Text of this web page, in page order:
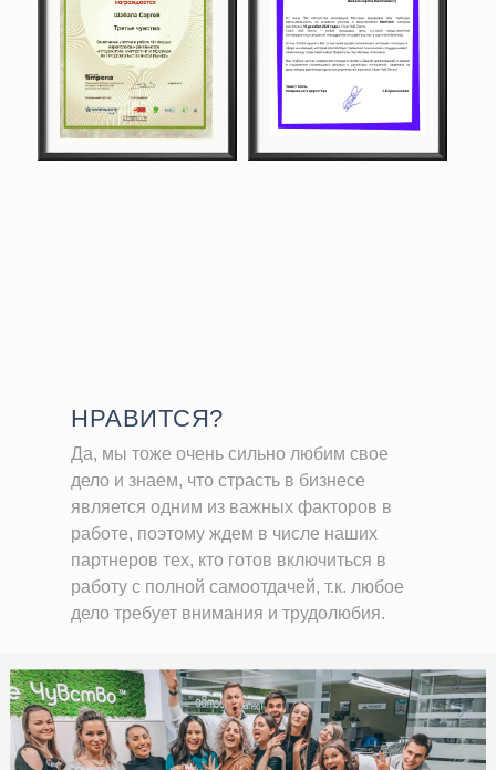
НРАВИТСЯ?
Да, мы тоже очень сильно любим свое
дело и знаем, что страсть в бизнесе
является одним из важных факторов в
работе, поэтому ждем в числе наших
партнеров тех, кто готов включиться в
работу с полной самоотдачей, т.к. любое
дело требует внимания и трудолюбия.